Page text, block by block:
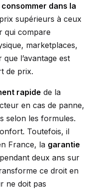
dans la
supérieurs à ceux
qui compare
marketplaces,
l’avantage est
de prix.
rapide de la
en cas de panne,
selon les formules.
Toutefois, il
France, la garantie
deux ans sur
ce droit en
ne doit pas